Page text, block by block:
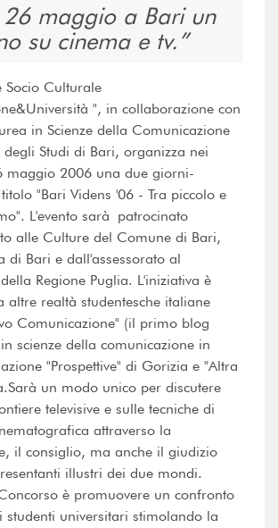
maggio a Bari un
su cinema e tv.
Socio Culturale
", in collaborazione con
in Scienze della Comunicazione
degli Studi di Bari, organizza nei
maggio 2006 una due giorni-
"Bari Videns '06 - Tra piccolo e
L'evento sarà patrocinato
alle Culture del Comune di Bari,
di Bari e dall'assessorato al
Regione Puglia. L'iniziativa è
altre realtà studentesche italiane
Comunicazione" (il primo blog
scienze della comunicazione in
"Prospettive" di Gorizia e "Altra
un modo unico per discutere
televisive e sulle tecniche di
attraverso la
il consiglio, ma anche il giudizio
illustri dei due mondi.
è promuovere un confronto
studenti universitari stimolando la